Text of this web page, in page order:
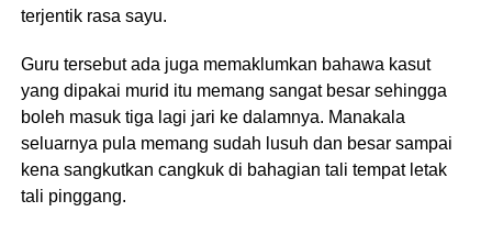
terjentik rasa sayu.
Guru tersebut ada juga memaklumkan bahawa kasut
yang dipakai murid itu memang sangat besar sehingga
boleh masuk tiga lagi jari ke dalamnya. Manakala
seluarnya pula memang sudah lusuh dan besar sampai
kena sangkutkan cangkuk di bahagian tali tempat letak
tali pinggang.